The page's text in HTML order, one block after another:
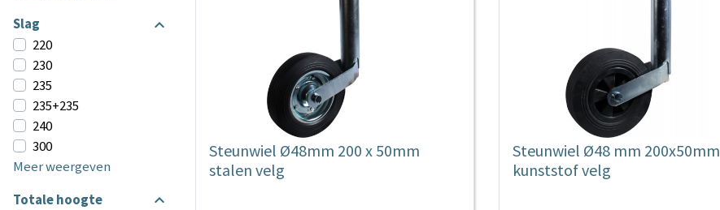
Slag
220
230
235
235+235
240
300
Meer weergeven
Totale hoogte
Steunwiel Ø48mm 200 x 50mm
stalen velg
Steunwiel Ø48 mm 200x50mm
kunststof velg